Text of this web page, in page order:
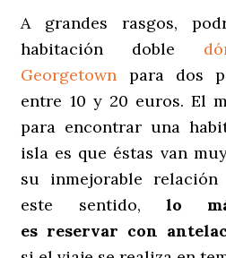
A grandes rasgos,
habitación doble
Georgetown para dos
entre 10 y 20 euros. El
para encontrar una
isla es que éstas van
su inmejorable
este sentido, lo
es reservar con